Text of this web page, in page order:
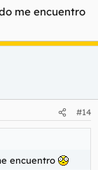
me encuentro
#14
encuentro